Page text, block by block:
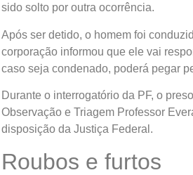
sido solto por outra ocorrência.
Após ser detido, o homem foi
corporação informou que ele vai
caso seja condenado, poderá pegar
Durante o interrogatório da PF, o
Observação e Triagem Professor
disposição da Justiça Federal.
Roubos e furtos